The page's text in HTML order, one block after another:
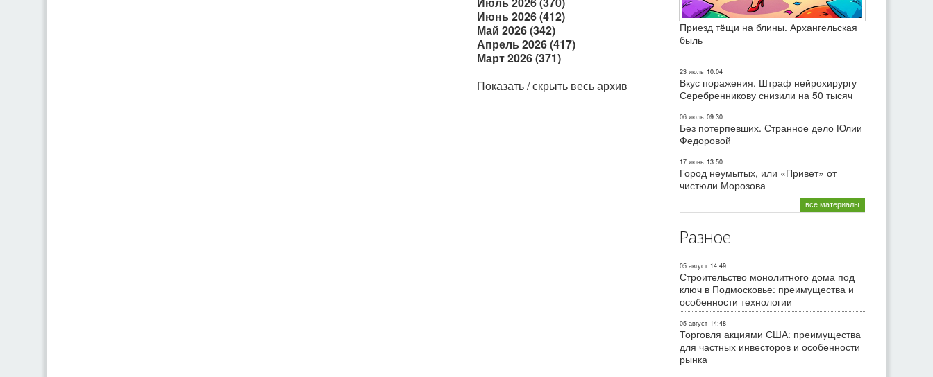
Июнь 2026 (412)
Май 2026 (342)
Апрель 2026 (417)
Март 2026 (371)
Показать / скрыть весь архив
Приезд тёщи на блины. Архангельская
быль
23 июль 10:04
Вкус поражения. Штраф нейрохирургу
Серебренникову снизили на 50 тысяч
06 июль 09:30
Без потерпевших. Странное дело Юлии
Федоровой
17 июнь 13:50
Город неумытых, или «Привет» от
чистюли Морозова
все материалы
Разное
05 август 14:49
Строительство монолитного дома под
ключ в Подмосковье: преимущества и
особенности технологии
05 август 14:48
Торговля акциями США: преимущества
для частных инвесторов и особенности
рынка